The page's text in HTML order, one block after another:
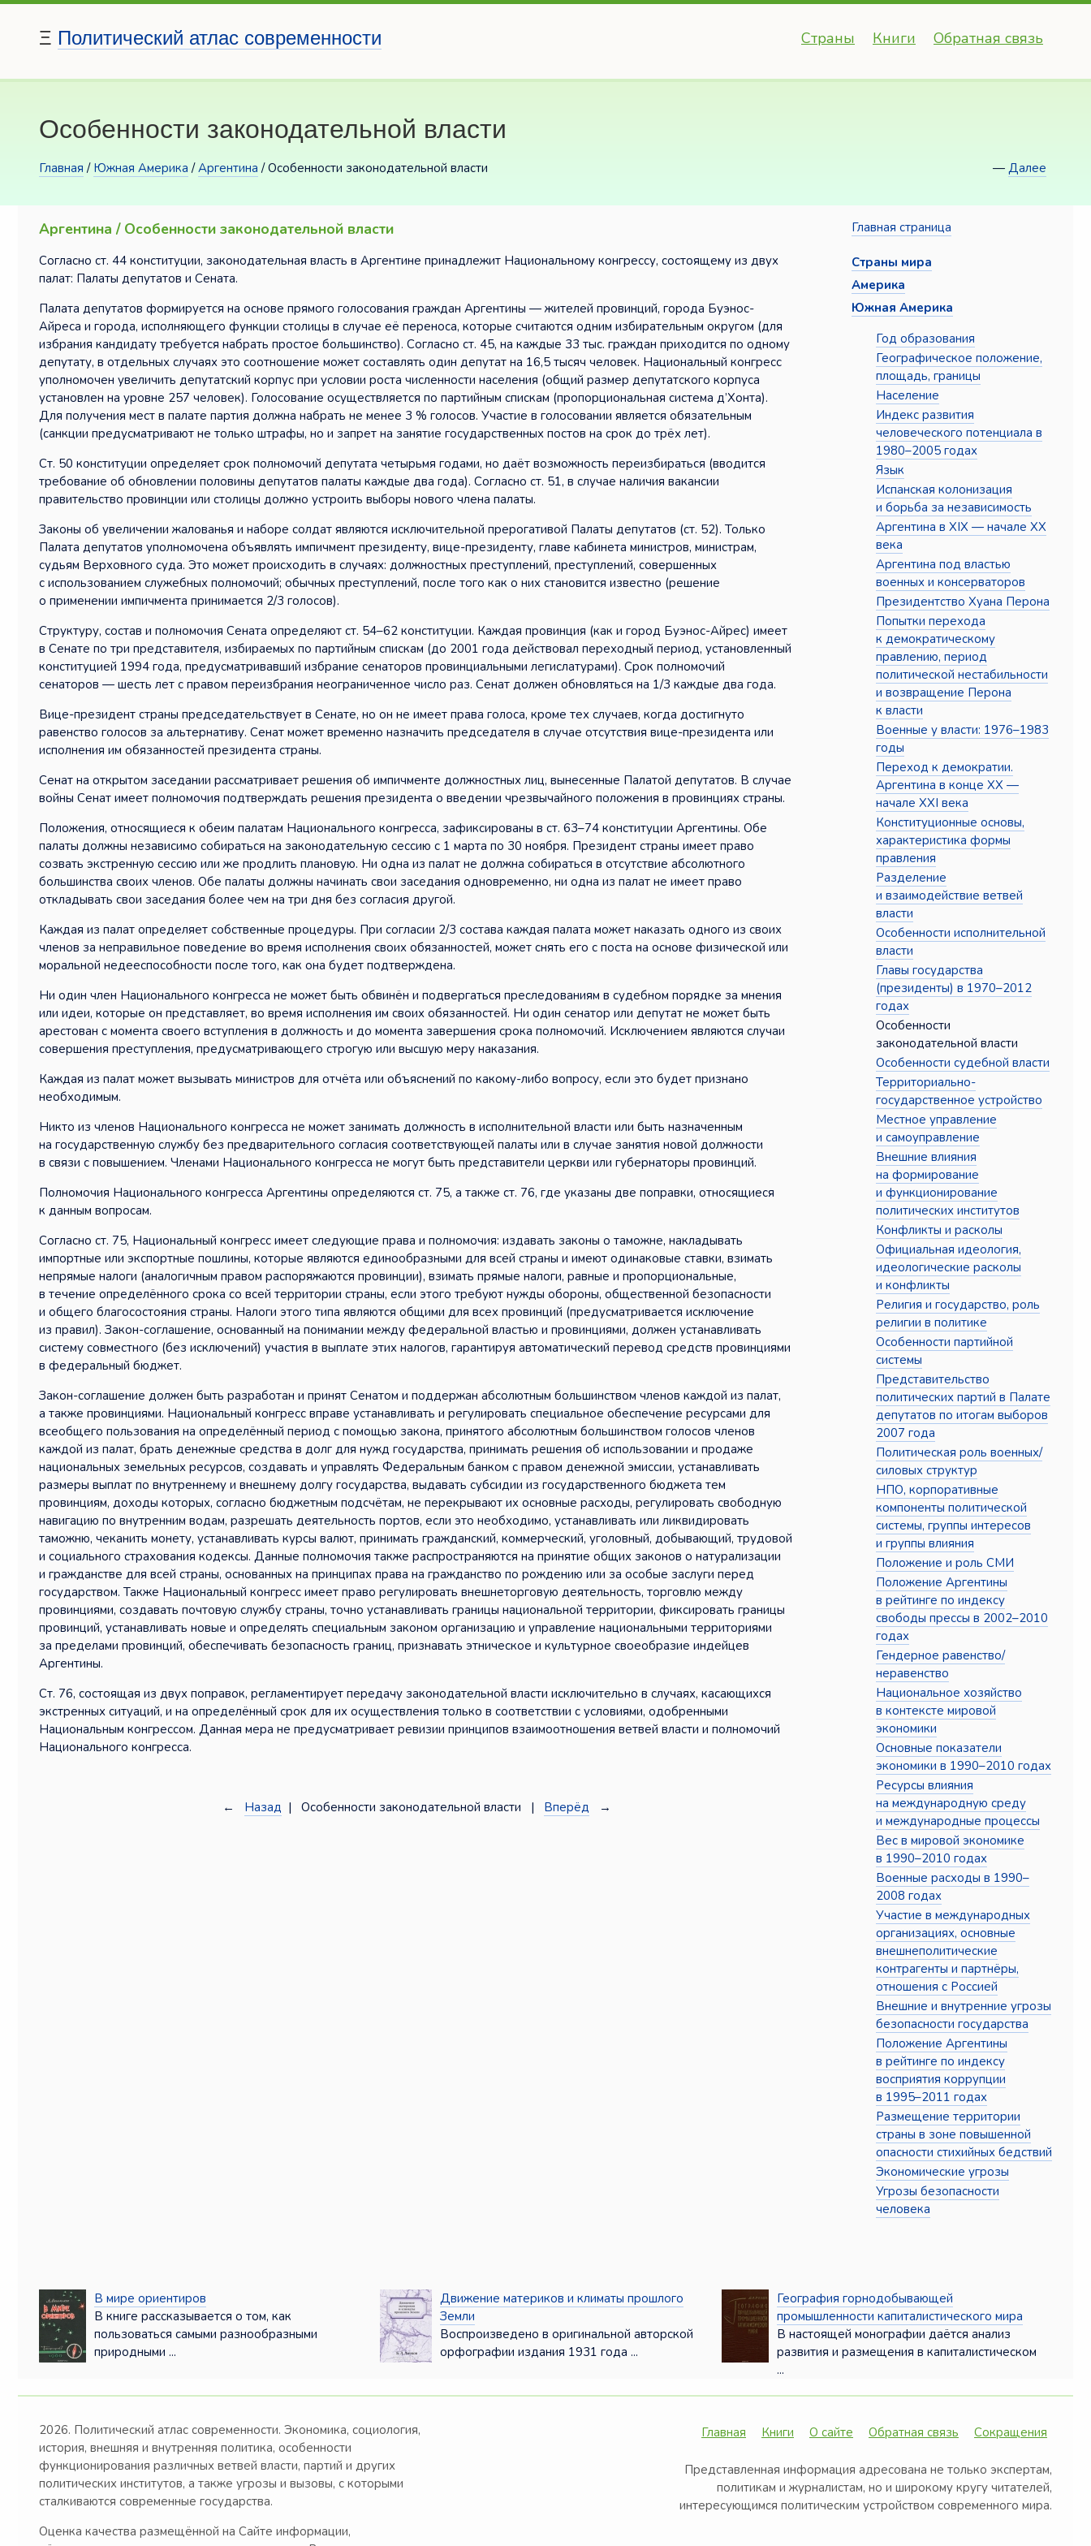
Ξ Политический атлас современности Страны Книги Обратная связь
Особенности законодательной власти
Главная / Южная Америка /Аргентина / Особенности законодательной власти — Далее
Аргентина / Особенности законодательной власти
Согласно ст. 44 конституции, законодательная власть в Аргентине принадлежит Национальному конгрессу, состоящему из двух
палат: Палаты депутатов и Сената.
Палата депутатов формируется на основе прямого голосования граждан Аргентины — жителей провинций, города Буэнос-
Айреса и города, исполняющего функции столицы в случае её переноса, которые считаются одним избирательным округом (для
избрания кандидату требуется набрать простое большинство). Согласно ст. 45, на каждые 33 тыс. граждан приходится по одному
депутату, в отдельных случаях это соотношение может составлять один депутат на 16,5 тысяч человек. Национальный конгресс
уполномочен увеличить депутатский корпус при условии роста численности населения (общий размер депутатского корпуса
установлен на уровне 257 человек). Голосование осуществляется по партийным спискам (пропорциональная система д’Хонта).
Для получения мест в палате партия должна набрать не менее 3 % голосов. Участие в голосовании является обязательным
(санкции предусматривают не только штрафы, но и запрет на занятие государственных постов на срок до трёх лет).
Ст. 50 конституции определяет срок полномочий депутата четырьмя годами, но даёт возможность переизбираться (вводится
требование об обновлении половины депутатов палаты каждые два года). Согласно ст. 51, в случае наличия вакансии
правительство провинции или столицы должно устроить выборы нового члена палаты.
Законы об увеличении жалованья и наборе солдат являются исключительной прерогативой Палаты депутатов (ст. 52). Только
Палата депутатов уполномочена объявлять импичмент президенту, вице-президенту, главе кабинета министров, министрам,
судьям Верховного суда. Это может происходить в случаях: должностных преступлений, преступлений, совершенных
с использованием служебных полномочий; обычных преступлений, после того как о них становится известно (решение
о применении импичмента принимается 2/3 голосов).
Структуру, состав и полномочия Сената определяют ст. 54–62 конституции. Каждая провинция (как и город Буэнос-Айрес) имеет
в Сенате по три представителя, избираемых по партийным спискам (до 2001 года действовал переходный период, установленный
конституцией 1994 года, предусматривавший избрание сенаторов провинциальными легислатурами). Срок полномочий
сенаторов — шесть лет с правом переизбрания неограниченное число раз. Сенат должен обновляться на 1/3 каждые два года.
Вице-президент страны председательствует в Сенате, но он не имеет права голоса, кроме тех случаев, когда достигнуто
равенство голосов за альтернативу. Сенат может временно назначить председателя в случае отсутствия вице-президента или
исполнения им обязанностей президента страны.
Сенат на открытом заседании рассматривает решения об импичменте должностных лиц, вынесенные Палатой депутатов. В случае
войны Сенат имеет полномочия подтверждать решения президента о введении чрезвычайного положения в провинциях страны.
Положения, относящиеся к обеим палатам Национального конгресса, зафиксированы в ст. 63–74 конституции Аргентины. Обе
палаты должны независимо собираться на законодательную сессию с 1 марта по 30 ноября. Президент страны имеет право
созвать экстренную сессию или же продлить плановую. Ни одна из палат не должна собираться в отсутствие абсолютного
большинства своих членов. Обе палаты должны начинать свои заседания одновременно, ни одна из палат не имеет право
откладывать свои заседания более чем на три дня без согласия другой.
Каждая из палат определяет собственные процедуры. При согласии 2/3 состава каждая палата может наказать одного из своих
членов за неправильное поведение во время исполнения своих обязанностей, может снять его с поста на основе физической или
моральной недееспособности после того, как она будет подтверждена.
Ни один член Национального конгресса не может быть обвинён и подвергаться преследованиям в судебном порядке за мнения
или идеи, которые он представляет, во время исполнения им своих обязанностей. Ни один сенатор или депутат не может быть
арестован с момента своего вступления в должность и до момента завершения срока полномочий. Исключением являются случаи
совершения преступления, предусматривающего строгую или высшую меру наказания.
Каждая из палат может вызывать министров для отчёта или объяснений по какому-либо вопросу, если это будет признано
необходимым.
Никто из членов Национального конгресса не может занимать должность в исполнительной власти или быть назначенным
на государственную службу без предварительного согласия соответствующей палаты или в случае занятия новой должности
в связи с повышением. Членами Национального конгресса не могут быть представители церкви или губернаторы провинций.
Полномочия Национального конгресса Аргентины определяются ст. 75, а также ст. 76, где указаны две поправки, относящиеся
к данным вопросам.
Согласно ст. 75, Национальный конгресс имеет следующие права и полномочия: издавать законы о таможне, накладывать
импортные или экспортные пошлины, которые являются единообразными для всей страны и имеют одинаковые ставки, взимать
непрямые налоги (аналогичным правом распоряжаются провинции), взимать прямые налоги, равные и пропорциональные,
в течение определённого срока со всей территории страны, если этого требуют нужды обороны, общественной безопасности
и общего благосостояния страны. Налоги этого типа являются общими для всех провинций (предусматривается исключение
из правил). Закон-соглашение, основанный на понимании между федеральной властью и провинциями, должен устанавливать
систему совместного (без исключений) участия в выплате этих налогов, гарантируя автоматический перевод средств провинциями
в федеральный бюджет.
Закон-соглашение должен быть разработан и принят Сенатом и поддержан абсолютным большинством членов каждой из палат,
а также провинциями. Национальный конгресс вправе устанавливать и регулировать специальное обеспечение ресурсами для
всеобщего пользования на определённый период с помощью закона, принятого абсолютным большинством голосов членов
каждой из палат, брать денежные средства в долг для нужд государства, принимать решения об использовании и продаже
национальных земельных ресурсов, создавать и управлять Федеральным банком с правом денежной эмиссии, устанавливать
размеры выплат по внутреннему и внешнему долгу государства, выдавать субсидии из государственного бюджета тем
провинциям, доходы которых, согласно бюджетным подсчётам, не перекрывают их основные расходы, регулировать свободную
навигацию по внутренним водам, разрешать деятельность портов, если это необходимо, устанавливать или ликвидировать
таможню, чеканить монету, устанавливать курсы валют, принимать гражданский, коммерческий, уголовный, добывающий, трудовой
и социального страхования кодексы. Данные полномочия также распространяются на принятие общих законов о натурализации
и гражданстве для всей страны, основанных на принципах права на гражданство по рождению или за особые заслуги перед
государством. Также Национальный конгресс имеет право регулировать внешнеторговую деятельность, торговлю между
провинциями, создавать почтовую службу страны, точно устанавливать границы национальной территории, фиксировать границы
провинций, устанавливать новые и определять специальным законом организацию и управление национальными территориями
за пределами провинций, обеспечивать безопасность границ, признавать этническое и культурное своеобразие индейцев
Аргентины.
Ст. 76, состоящая из двух поправок, регламентирует передачу законодательной власти исключительно в случаях, касающихся
экстренных ситуаций, и на определённый срок для их осуществления только в соответствии с условиями, одобренными
Национальным конгрессом. Данная мера не предусматривает ревизии принципов взаимоотношения ветвей власти и полномочий
Национального конгресса.
← Назад | Особенности законодательной власти | Вперёд →
Главная страница
Страны мира
Америка
Южная Америка
Год образования
Географическое положение,
площадь, границы
Население
Индекс развития
человеческого потенциала в
1980–2005 годах
Язык
Испанская колонизация
и борьба за независимость
Аргентина в XIX — начале XX
века
Аргентина под властью
военных и консерваторов
Президентство Хуана Перона
Попытки перехода
к демократическому
правлению, период
политической нестабильности
и возвращение Перона
к власти
Военные у власти: 1976–1983
годы
Переход к демократии.
Аргентина в конце XX —
начале XXI века
Конституционные основы,
характеристика формы
правления
Разделение
и взаимодействие ветвей
власти
Особенности исполнительной
власти
Главы государства
(президенты) в 1970–2012
годах
Особенности
законодательной власти
Особенности судебной власти
Территориально-
государственное устройство
Местное управление
и самоуправление
Внешние влияния
на формирование
и функционирование
политических институтов
Конфликты и расколы
Официальная идеология,
идеологические расколы
и конфликты
Религия и государство, роль
религии в политике
Особенности партийной
системы
Представительство
политических партий в Палате
депутатов по итогам выборов
2007 года
Политическая роль военных/
силовых структур
НПО, корпоративные
компоненты политической
системы, группы интересов
и группы влияния
Положение и роль СМИ
Положение Аргентины
в рейтинге по индексу
свободы прессы в 2002–2010
годах
Гендерное равенство/
неравенство
Национальное хозяйство
в контексте мировой
экономики
Основные показатели
экономики в 1990–2010 годах
Ресурсы влияния
на международную среду
и международные процессы
Вес в мировой экономике
в 1990–2010 годах
Военные расходы в 1990–
2008 годах
Участие в международных
организациях, основные
внешнеполитические
контрагенты и партнёры,
отношения с Россией
Внешние и внутренние угрозы
безопасности государства
Положение Аргентины
в рейтинге по индексу
восприятия коррупции
в 1995–2011 годах
Размещение территории
страны в зоне повышенной
опасности стихийных бедствий
Экономические угрозы
Угрозы безопасности
человека
В мире ориентиров
В книге рассказывается о том, как
пользоваться самыми разнообразными
природными ...
Движение материков и климаты прошлого
Земли
Воспроизведено в оригинальной авторской
орфографии издания 1931 года ...
География горнодобывающей
промышленности капиталистического мира
В настоящей монографии даётся анализ
развития и размещения в капиталистическом
...
2026. Политический атлас современности. Экономика, социология,
история, внешняя и внутренняя политика, особенности
функционирования различных ветвей власти, партий и других
политических институтов, а также угрозы и вызовы, с которыми
сталкиваются современные государства.
Оценка качества размещённой на Сайте информации,
Главная Книги О сайте Обратная связь Сокращения
Представленная информация адресована не только экспертам,
политикам и журналистам, но и широкому кругу читателей,
интересующимся политическим устройством современного мира.